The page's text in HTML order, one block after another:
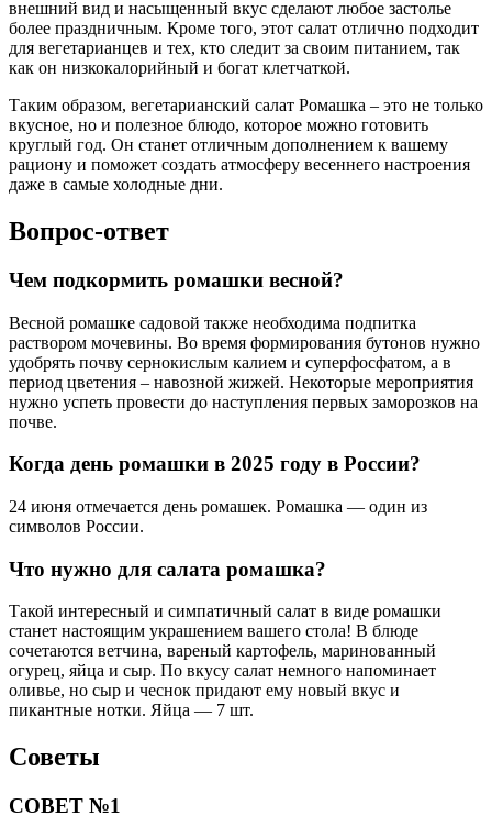
внешний вид и насыщенный вкус сделают любое застолье
более праздничным. Кроме того, этот салат отлично подходит
для вегетарианцев и тех, кто следит за своим питанием, так
как он низкокалорийный и богат клетчаткой.
Таким образом, вегетарианский салат Ромашка – это не только
вкусное, но и полезное блюдо, которое можно готовить
круглый год. Он станет отличным дополнением к вашему
рациону и поможет создать атмосферу весеннего настроения
даже в самые холодные дни.
Вопрос-ответ
Чем подкормить ромашки весной?
Весной ромашке садовой также необходима подпитка
раствором мочевины. Во время формирования бутонов нужно
удобрять почву сернокислым калием и суперфосфатом, а в
период цветения – навозной жижей. Некоторые мероприятия
нужно успеть провести до наступления первых заморозков на
почве.
Когда день ромашки в 2025 году в России?
24 июня отмечается день ромашек. Ромашка — один из
символов России.
Что нужно для салата ромашка?
Такой интересный и симпатичный салат в виде ромашки
станет настоящим украшением вашего стола! В блюде
сочетаются ветчина, вареный картофель, маринованный
огурец, яйца и сыр. По вкусу салат немного напоминает
оливье, но сыр и чеснок придают ему новый вкус и
пикантные нотки. Яйца — 7 шт.
Советы
СОВЕТ №1